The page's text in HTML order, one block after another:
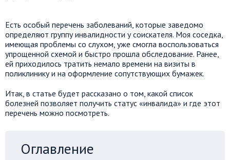
Есть особый перечень заболеваний, которые заведомо
определяют группу инвалидности у соискателя. Моя соседка,
имеющая проблемы со слухом, уже смогла воспользоваться
упрощенной схемой и быстро прошла обследование. Ранее,
ей приходилось тратить немало времени на визиты в
поликлинику и на оформление сопутствующих бумажек.
Итак, в статье будет рассказано о том, какой список
болезней позволяет получить статус «инвалида» и где этот
перечень можно посмотреть.
Оглавление